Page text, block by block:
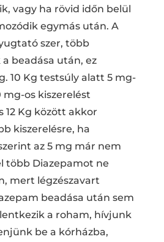
vagy ha rövid időn belül
egymás után. A
szer, több
beadása után, ez
10 Kg testsúly alatt 5 mg-
mg-os kiszerelést
12 Kg között akkor
kiszerelésre, ha
az 5 mg már nem
több Diazepamot ne
mert légzészavart
beadása után sem
a roham, hívjunk
be a kórházba,